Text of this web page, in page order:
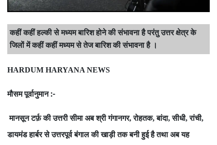
कहीं कहीं हल्की से मध्यम बारिश होने की संभावना है परंतु उत्तर क्षेत्र के
जिलों में कहीं कहीं मध्यम से तेज बारिश की संभावना है ।
HARDUM HARYANA NEWS
मौसम पूर्वानुमान :-
मानसून टर्फ़ की उत्तरी सीमा अब श्री गंगानगर,रोहतक,बांदा,सीधी,रांची,
डायमंड हार्बर से उत्तरपूर्व बंगाल की खाड़ी तक बनी हुई है तथा अब यह